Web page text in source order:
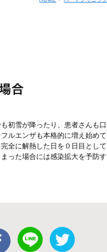
合
初雪が降ったり、患者さんも
ルエンザも本格的に増え始め
全に解熱した日を０日目とし
った場合には感染拡大を予防